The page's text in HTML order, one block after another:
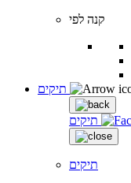
קנה לפי
תיקים
תיקים